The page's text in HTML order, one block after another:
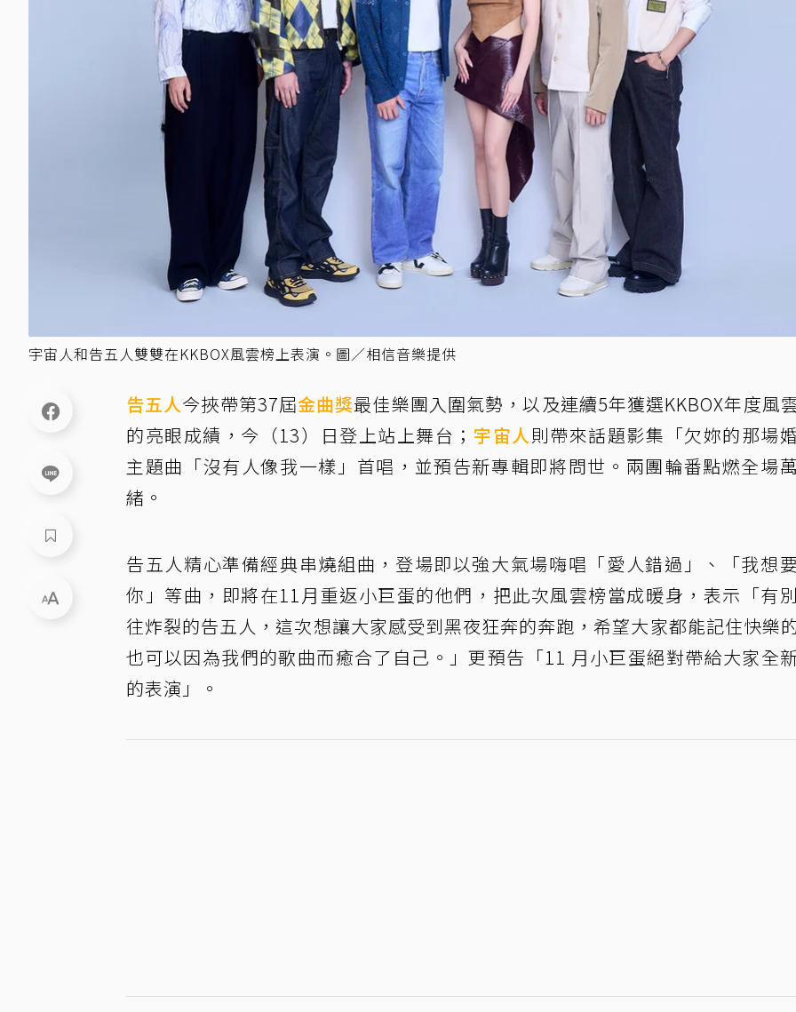
宇宙人和告五人雙雙在KKBOX風雲榜上表演。圖／相信音樂提供
告五人今挾帶第37屆金曲獎最佳樂團入圍氣勢，以及連續5年獲選KKBOX年度風
的亮眼成績，今（13）日登上站上舞台； 宇宙人則帶來話題影集「欠妳的那場婚
主題曲「沒有人像我一樣」首唱，並預告新專輯即將問世。兩團輪番點燃全場
緒。
告五人精心準備經典串燒組曲，登場即以強大氣場嗨唱「愛人錯過」、「我想
你」等曲，即將在11月重返小巨蛋的他們，把此次風雲榜當成暖身，表示「有
往炸裂的告五人，這次想讓大家感受到黑夜狂奔的奔跑，希望大家都能記住快樂
也可以因為我們的歌曲而癒合了自己。」更預告「11 月小巨蛋絕對帶給大家全
的表演」。